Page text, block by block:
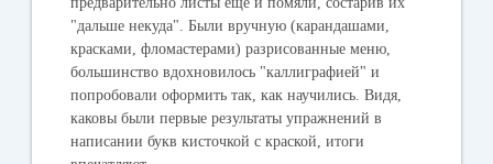
"дальше некуда". Были вручную (карандашами,
красками, фломастерами) разрисованные меню,
большинство вдохновилось "каллиграфией" и
попробовали оформить так, как научились. Видя,
каковы были первые результаты упражнений в
написании букв кисточкой с краской, итоги